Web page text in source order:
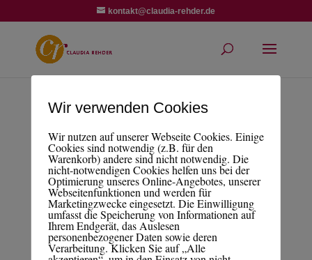
kontakt@claudia-rehder.de
Wir verwenden Cookies
Wir nutzen auf unserer Webseite Cookies. Einige
Cookies sind notwendig (z.B. für den
Warenkorb) andere sind nicht notwendig. Die
nicht-notwendigen Cookies helfen uns bei der
Optimierung unseres Online-Angebotes, unserer
Webseitenfunktionen und werden für
Marketingzwecke eingesetzt. Die Einwilligung
umfasst die Speicherung von Informationen auf
Ihrem Endgerät, das Auslesen
personenbezogener Daten sowie deren
Verarbeitung. Klicken Sie auf „Alle